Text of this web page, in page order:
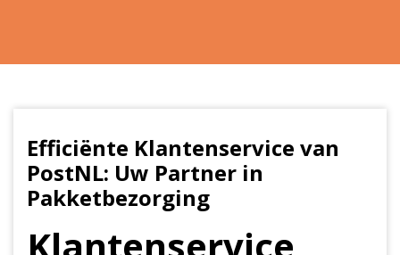
Efficiënte Klantenservice van
PostNL: Uw Partner in
Pakketbezorging